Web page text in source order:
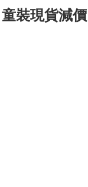
童裝現貨減價